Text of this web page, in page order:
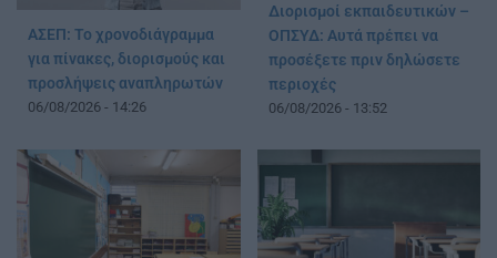
ΑΣΕΠ: Το χρονοδιάγραμμα
για πίνακες, διορισμούς και
προσλήψεις αναπληρωτών
06/08/2026 - 14:26
Διορισμοί εκπαιδευτικών –
ΟΠΣΥΔ: Αυτά πρέπει να
προσέξετε πριν δηλώσετε
περιοχές
06/08/2026 - 13:52